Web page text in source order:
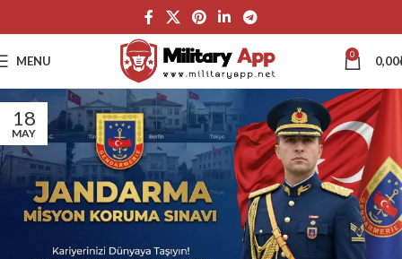
MENU 0 0,00
18
MAY